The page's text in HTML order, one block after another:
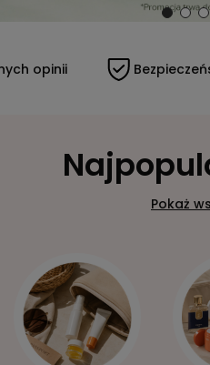
Bezpieczeństwo
Pokaż